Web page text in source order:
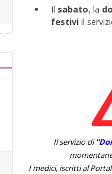
Il sabato, la
festiviil
Il servizio di''
I medici, iscritti al